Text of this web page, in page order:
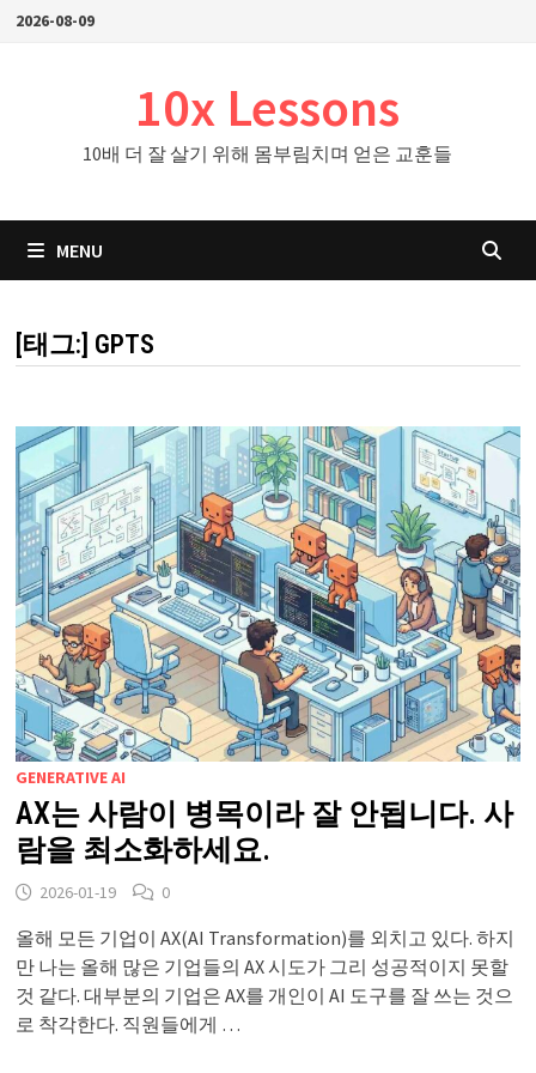
Skip2026-08-09
10x Lessons
10배 더 잘 살기 위해 몸부림치며 얻은 교훈들
MENU
[태그:] GPTS
GENERATIVE AI
AX는 사람이 병목이라 잘 안됩니다. 사
람을 최소화하세요.
2026-01-19 0
올해 모든 기업이 AX(AI Transformation)를 외치고 있다. 하지
만 나는 올해 많은 기업들의 AX 시도가 그리 성공적이지 못할
것 같다. 대부분의 기업은 AX를 개인이 AI 도구를 잘 쓰는 것으
로 착각한다. 직원들에게 …